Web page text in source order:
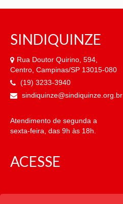
SINDIQUINZE
Rua Doutor Quirino, 594,
Centro, Campinas/SP 13015-080
(19) 3233-3940
sindiquinze@sindiquinze.org.br
Atendimento de segunda a
sexta-feira, das 9h às 18h.
ACESSE